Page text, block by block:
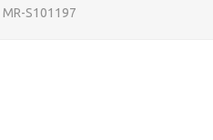
MR-S101197